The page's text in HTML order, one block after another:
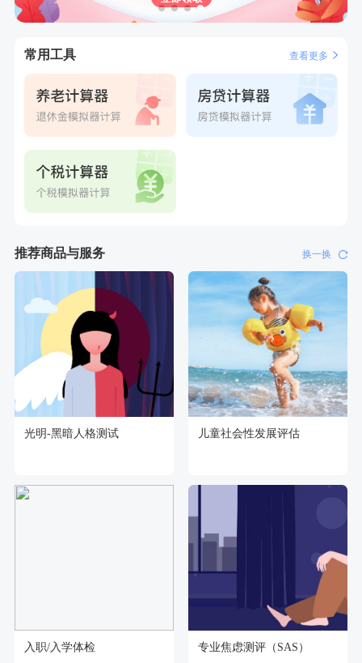
常用工具 查看更多
推荐商品与服务 换一换
光明-黑暗人格测试 儿童社会性发展评估
入职/入学体检 专业焦虑测评（SAS）